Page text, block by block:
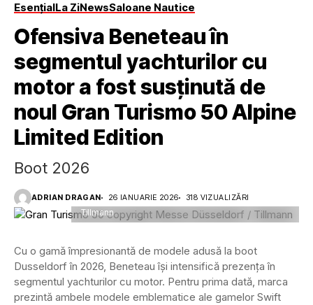
Edition
EsențialLa ZiNewsSaloane Nautice
Ofensiva Beneteau în
segmentul yachturilor cu
motor a fost susținută de
noul Gran Turismo 50 Alpine
Limited Edition
Boot 2026
ADRIAN DRAGAN 26 IANUARIE 2026 318 VIZUALIZĂRI
Gran Turismo 50 copyright Messe Düsseldorf /
Tillmann
Cu o gamă împresionantă de modele adusă la boot
Dusseldorf în 2026, Beneteau își intensifică prezența în
segmentul yachturilor cu motor. Pentru prima dată, marca
prezintă ambele modele emblematice ale gamelor Swift